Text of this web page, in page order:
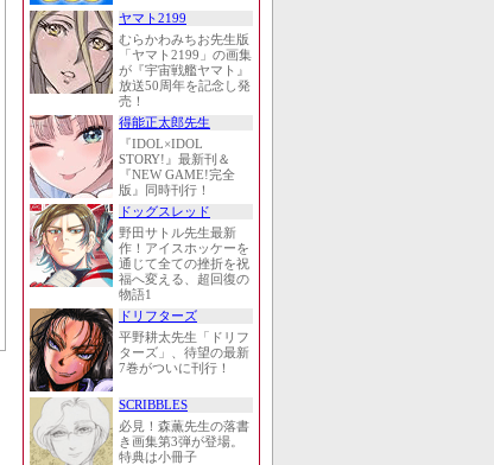
ヤマト2199
むらかわみちお先生版
「ヤマト2199」の画集
が『宇宙戦艦ヤマト』
放送50周年を記念し発
売！
得能正太郎先生
『IDOL×IDOL
STORY!』最新刊＆
『NEW GAME!完全
版』同時刊行！
ドッグスレッド
野田サトル先生最新
作！アイスホッケーを
通じて全ての挫折を祝
福へ変える、超回復の
物語1
ドリフターズ
平野耕太先生「ドリフ
ターズ」、待望の最新
7巻がついに刊行！
SCRIBBLES
必見！森薫先生の落書
き画集第3弾が登場。
特典は小冊子